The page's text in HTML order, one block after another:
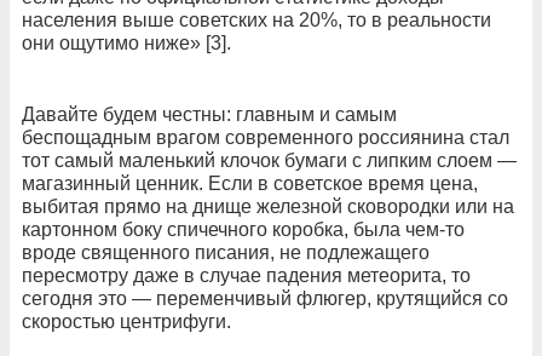
населения выше советских на 20%, то в реальности
они ощутимо ниже» [3].
Давайте будем честны: главным и самым
беспощадным врагом современного россиянина стал
тот самый маленький клочок бумаги с липким слоем —
магазинный ценник. Если в советское время цена,
выбитая прямо на днище железной сковородки или на
картонном боку спичечного коробка, была чем-то
вроде священного писания, не подлежащего
пересмотру даже в случае падения метеорита, то
сегодня это — переменчивый флюгер, крутящийся со
скоростью центрифуги.